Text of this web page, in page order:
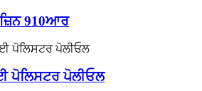
910ਆਰ
ਪੋਲਿਸਟਰ ਪੋਲੀਓਲ